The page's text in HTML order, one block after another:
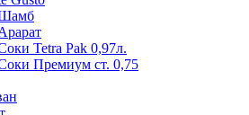
Tetra Pak 0,97л.
Премиум ст. 0,75